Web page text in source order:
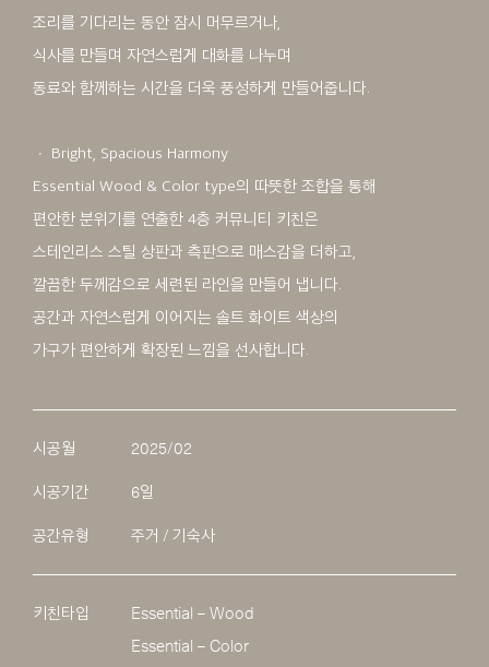
조리를 기다리는 동안 잠시 머무르거나,
식사를 만들며 자연스럽게 대화를 나누며
동료와 함께하는 시간을 더욱 풍성하게 만들어줍니다.
ㆍ Bright, Spacious Harmony
Essential Wood & Color type의 따뜻한 조합을 통해
편안한 분위기를 연출한 4층 커뮤니티 키친은
스테인리스 스틸 상판과 측판으로 매스감을 더하고,
깔끔한 두께감으로 세련된 라인을 만들어 냅니다.
공간과 자연스럽게 이어지는 솔트 화이트 색상의
가구가 편안하게 확장된 느낌을 선사합니다.
시공월 2025/02
시공기간 6일
공간유형 주거 / 기숙사
키친타입
Essential – Wood
Essential – Color